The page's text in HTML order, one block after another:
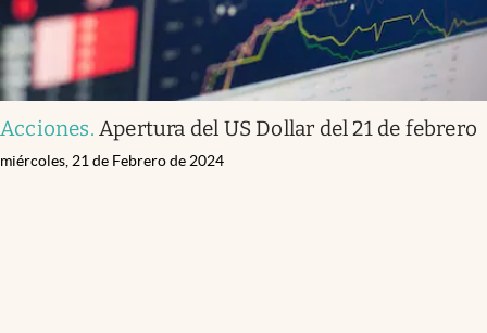
Acciones.Apertura del US Dollar del 21 de febrero
miércoles, 21 de Febrero de 2024